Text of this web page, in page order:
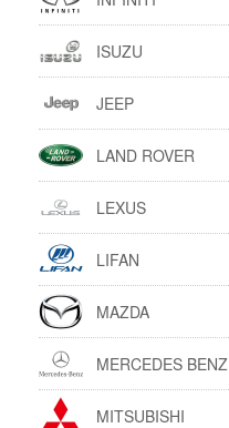
ISUZU
JEEP
LAND ROVER
LEXUS
LIFAN
MAZDA
MERCEDES BENZ
MITSUBISHI